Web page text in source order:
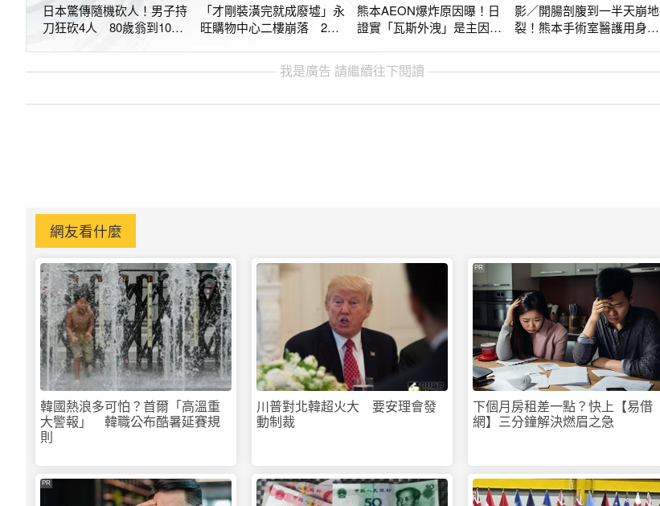
日本驚傳隨機砍人！男子持
刀狂砍4人 80歲翁到10多
「才剛裝潢完就成廢墟」永
旺購物中心二樓崩落 2女
熊本AEON爆炸原因曝！日
證實「瓦斯外洩」是主因
影／開腸剖腹到一半天崩地
裂！熊本手術室醫護用身體
我是廣告 請繼續往下閱讀
網友看什麼
韓國熱浪多可怕？首爾「高溫重
大警報」 韓職公布酷暑延賽規
則
川普對北韓超火大 要安理會發
動制裁
下個月房租差一點？快上【易借
網】三分鐘解決燃眉之急
PR
PR